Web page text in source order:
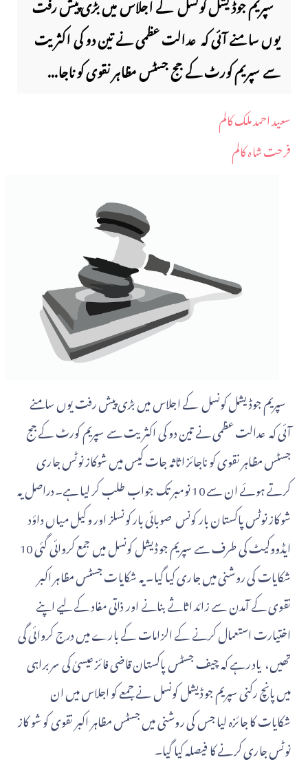
یوں سامنے آئی کہ عدالت عظمی نے تین دو کی اکثریت
سے سپریم کورٹ کے جج جسٹس مظاہر نقوی کو ناجا...
سعید احمد ملک کالم
فرحت شاہ کالم
سپریم جوڈیشل کونسل کے اجلاس میں بڑی پیش رفت یوں سامنے
آئی کہ عدالت عظمی نے تین دو کی اکثریت سے سپریم کورٹ کے جج
جسٹس مظاہر نقوی کو ناجائز اثاثہ جات کیس میں شوکاز نوٹس جاری
کرتے ہوئے ان سے 10 نومبر تک جواب طلب کر لیا ہے۔دراصل یہ
شوکاز نوٹس پاکستان بار کونس صوبائی بار کونسلز اور وکیل میاں داؤد
ایڈووکیٹ کی طرف سے سپریم جوڈیشل کونسل میں جمع کروائی گئی 10
شکایات کی روشنی میں جاری کیا گیا۔ یہ شکایات جسٹس مظاہر اکبر
نقوی کے آمدن سے زائد اثاثے بنانے اور ذاتی مفاد کے لیے اپنے
اختیارت استعمال کرنے کے الزامات کے بارے میں درج کروائی گی
تھیں، یاد رہے کہ چیف جسٹس پاکستان قاضی فائز عیسیٰ کی سربراہی
میں پانچ رکنی سپریم جوڈیشل کونسل نے جمعے کو اجلاس میں ان
شکایات کا جائزہ لیا جس کی روشنی میں جسٹس مظاہر اکبر نقوی کو شو کاز
نوٹس جاری کرنے کا فیصلہ کیا گیا۔